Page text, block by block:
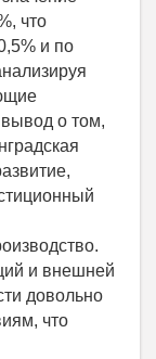
что
и по
вывод о том,
и внешней
довольно
что